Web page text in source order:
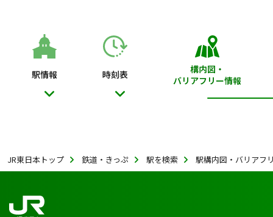
駅情報 時刻表
構内図・
バリアフリー情報
JR東日本トップ 鉄道・きっぷ 駅を検索 駅構内図・バリアフ